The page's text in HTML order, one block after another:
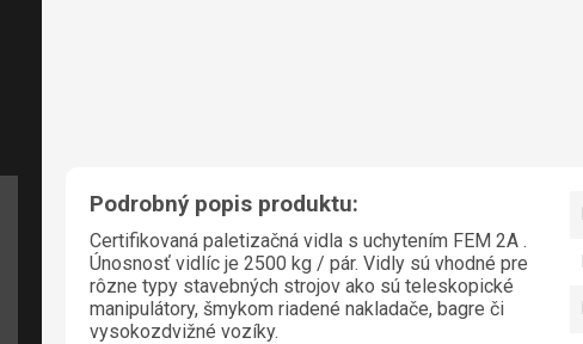
Podrobný popis produktu:
Certifikovaná paletizačná vidla s uchytením FEM 2A .
Únosnosť vidlíc je 2500 kg / pár. Vidly sú vhodné pre
rôzne typy stavebných strojov ako sú teleskopické
manipulátory, šmykom riadené nakladače, bagre či
vysokozdvižné vozíky.